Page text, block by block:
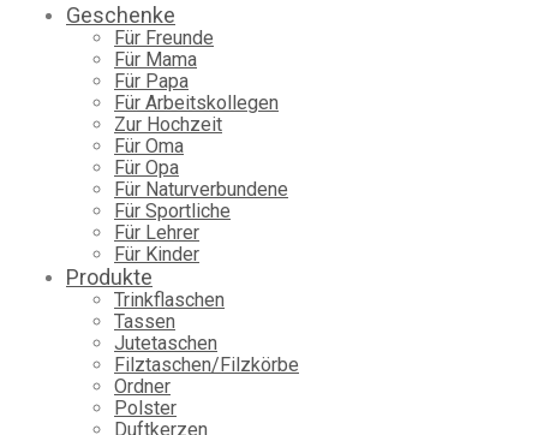
Geschenke
Für Freunde
Für Mama
Für Papa
Für Arbeitskollegen
Zur Hochzeit
Für Oma
Für Opa
Für Naturverbundene
Für Sportliche
Für Lehrer
Für Kinder
Produkte
Trinkflaschen
Tassen
Jutetaschen
Filztaschen/Filzkörbe
Ordner
Polster
Duftkerzen